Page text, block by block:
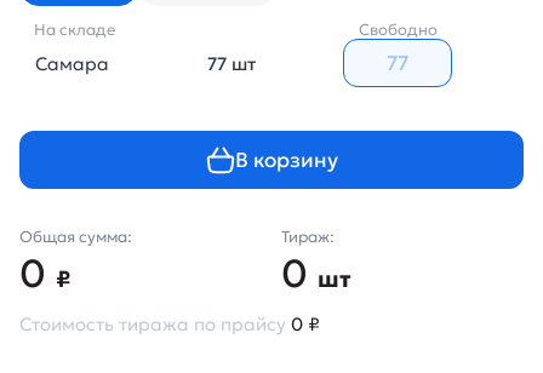
На складе
Самара 77 шт
Свободно
В корзину
Общая сумма:
0 ₽
Тираж:
0 шт
Стоимость тиража по прайсу 0 ₽